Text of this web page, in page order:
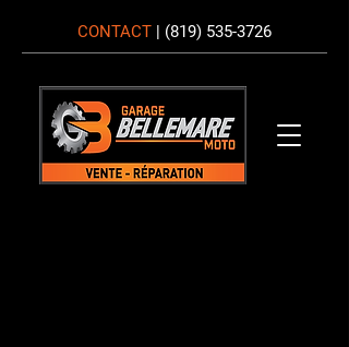
CONTACT | (819) 535-3726